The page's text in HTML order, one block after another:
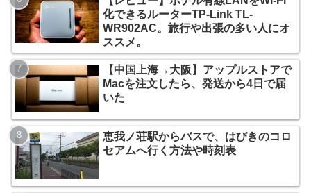
化できるルーターTP-Link TL-
WR902AC。旅行や出張の多い人にオ
ススメ。
【中国上海→大阪】アップルストアで
Macを注文したら、発送から4日で届
いた
恵我ノ荘駅からバスで、はびきのコロ
セアムへ行く方法や時刻表